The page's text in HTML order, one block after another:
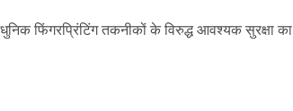
फिंगरप्रिंटिंग तकनीकों के विरुद्ध आवश्यक सुरक्षा का